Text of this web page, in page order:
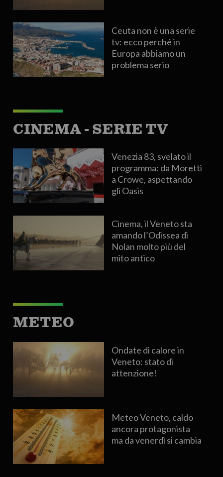
Ceuta non è una serie
tv: ecco perché in
Europa abbiamo un
problema serio
CINEMA - SERIE TV
Venezia 83, svelato il
programma: da Moretti
a Crowe, aspettando
gli Oasis
Cinema, il Veneto sta
amando l’Odissea di
Nolan molto più del
mito antico
METEO
Ondate di calore in
Veneto: stato di
attenzione!
Meteo Veneto, caldo
ancora protagonista
ma da venerdì si cambia